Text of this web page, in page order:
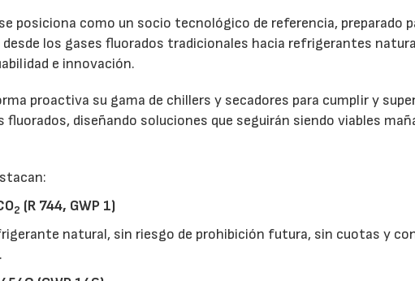
se posiciona como un socio tecnológico de referencia, preparado
los gases fluorados tradicionales hacia refrigerantes
e innovación.
proactiva su gama de chillers y secadores para cumplir y
fluorados, diseñando soluciones que seguirán siendo viables
2 (R 744, GWP 1)
natural, sin riesgo de prohibición futura, sin cuotas y